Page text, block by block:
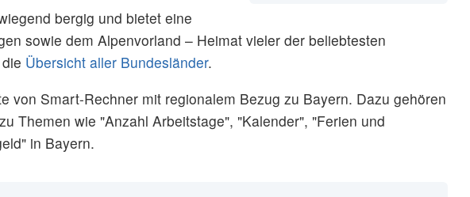
bergig und bietet eine
sowie dem Alpenvorland – Heimat vieler der beliebtesten
Übersicht aller Bundesländer.
von Smart-Rechner mit regionalem Bezug zu Bayern. Dazu gehören
Themen wie "Anzahl Arbeitstage", "Kalender", "Ferien und
in Bayern.